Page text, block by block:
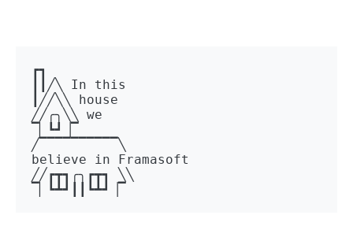
┏┓
┃┃╱╲ In this
┃╱╱╲╲ house
╱╱╭╮╲╲ we
▔▏┗┛▕▔
╱▔▔▔▔▔▔▔▔▔▔╲
believe in Framasoft
╱╱┏┳┓╭╮┏┳┓ ╲╲
▔▏┗┻┛┃┃┗┻┛▕▔